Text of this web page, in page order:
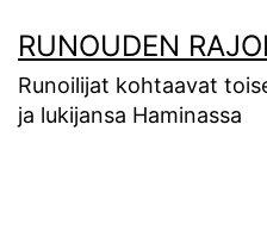
sisältöön
RUNOUDEN
Runoilijat kohtaavat
ja lukijansa Haminassa